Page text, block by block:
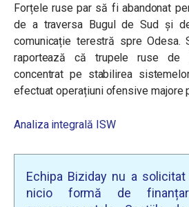
Forțele ruse par să fi abandonat
de a traversa Bugul de Sud și
comunicație terestră spre Odesa.
raportează că trupele ruse de
concentrat pe stabilirea
efectuat operațiuni ofensive majore
Analiza integrală ISW
Echipa Biziday nu a
nicio formă de